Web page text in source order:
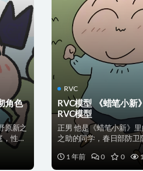
角色
原新之
，性格
RVC
RVC模型 《蜡笔小新
RVC模型
正男 他是《蜡笔小新》
之助的同学，春日部防卫
面，胆小懦弱、敏感...
1 年前
0 0